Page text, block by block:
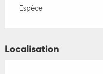
Espèce
Localisation